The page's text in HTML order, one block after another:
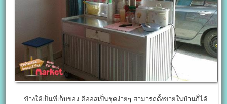
ข้างใต้เป็นที่เก็บของ คีออสเป็นชุดง่ายๆ สามารถตั้งขายในบ้านก็ได้